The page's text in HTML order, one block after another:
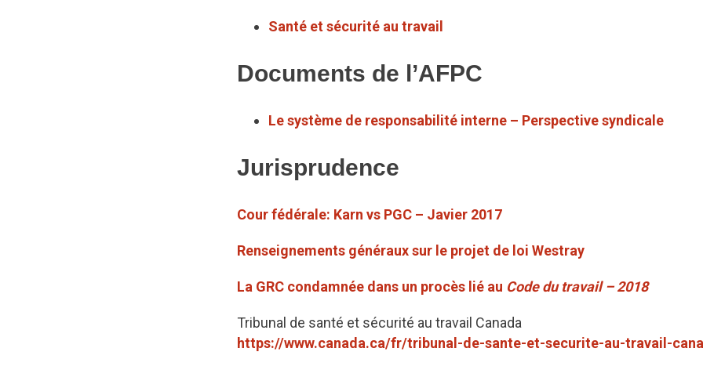
Santé et sécurité au travail
Documents de l’AFPC
Le système de responsabilité interne – Perspective syndicale
Jurisprudence
Cour fédérale: Karn vs PGC – Javier 2017
Renseignements généraux sur le projet de loi Westray
La GRC condamnée dans un procès lié au Code du travail – 2018
Tribunal de santé et sécurité au travail Canada
https://www.canada.ca/fr/tribunal-de-sante-et-securite-au-travail-